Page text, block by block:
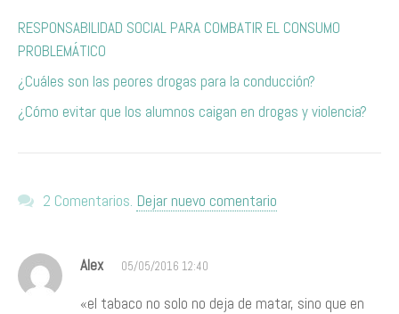
RESPONSABILIDAD SOCIAL PARA COMBATIR EL CONSUMO
PROBLEMÁTICO
¿Cuáles son las peores drogas para la conducción?
​¿Cómo evitar que los alumnos caigan en drogas y violencia?
2 Comentarios. Dejar nuevo comentario
Alex 05/05/2016 12:40
«el tabaco no solo no deja de matar, sino que en